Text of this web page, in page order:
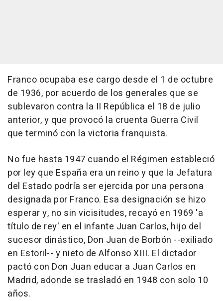
Franco ocupaba ese cargo desde el 1 de octubre
de 1936, por acuerdo de los generales que se
sublevaron contra la II República el 18 de julio
anterior, y que provocó la cruenta Guerra Civil
que terminó con la victoria franquista.
No fue hasta 1947 cuando el Régimen estableció
por ley que España era un reino y que la Jefatura
del Estado podría ser ejercida por una persona
designada por Franco. Esa designación se hizo
esperar y, no sin vicisitudes, recayó en 1969 'a
título de rey' en el infante Juan Carlos, hijo del
sucesor dinástico, Don Juan de Borbón --exiliado
en Estoril-- y nieto de Alfonso XIII. El dictador
pactó con Don Juan educar a Juan Carlos en
Madrid, adonde se trasladó en 1948 con solo 10
años.